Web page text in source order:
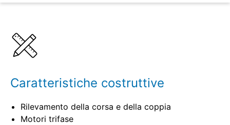
Prodotti combinabili
Prodotti correlati
Caratteristiche costruttive
Rilevamento della corsa e della coppia
Motori trifase